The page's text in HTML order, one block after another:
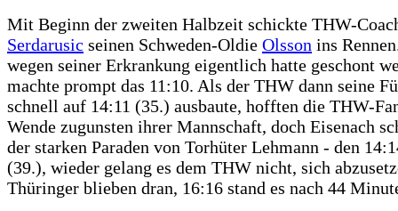
Mit Beginn der zweiten Halbzeit schickte THW-
Serdarusic seinen Schweden-Oldie Olsson ins
wegen seiner Erkrankung eigentlich hatte geschont
machte prompt das 11:10. Als der THW dann seine
schnell auf 14:11 (35.) ausbaute, hofften die THW-
Wende zugunsten ihrer Mannschaft, doch Eisenach
der starken Paraden von Torhüter Lehmann - den
(39.), wieder gelang es dem THW nicht, sich
Thüringer blieben dran, 16:16 stand es nach 44